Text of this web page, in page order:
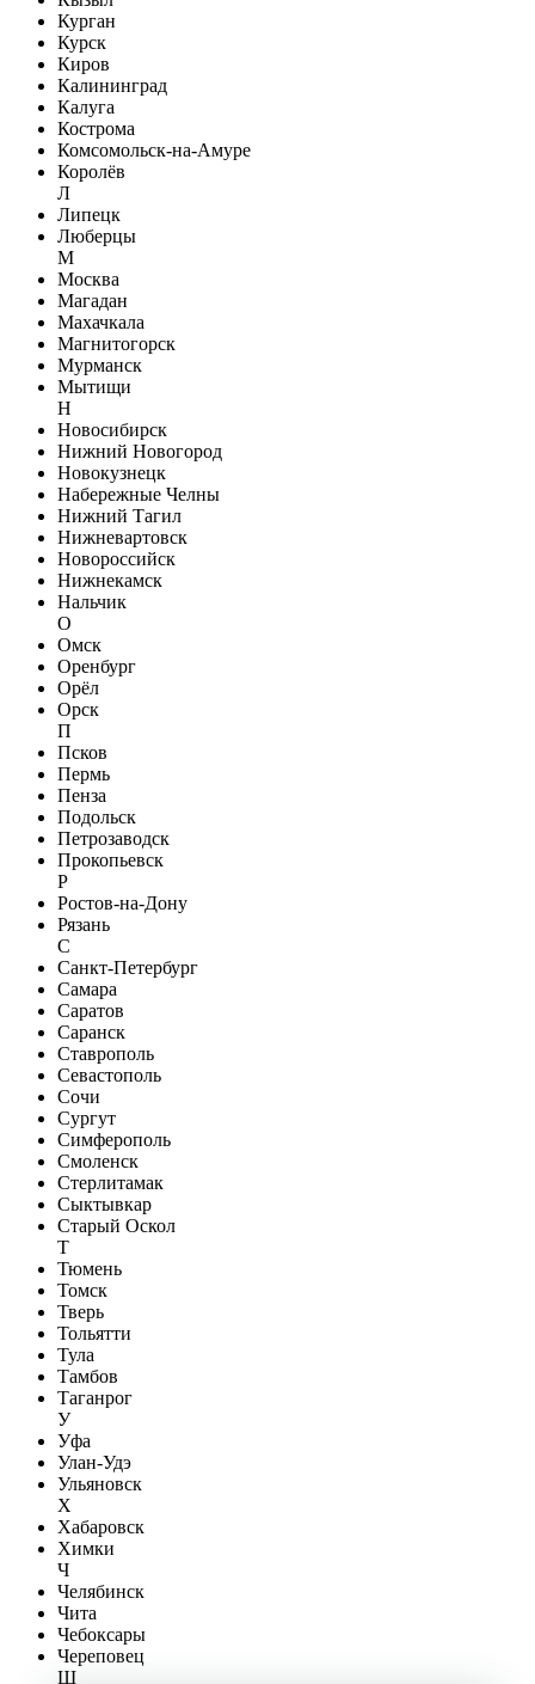
Курган
Курск
Киров
Калининград
Калуга
Кострома
Комсомольск-на-Амуре
Королёв
Л
Липецк
Люберцы
М
Москва
Магадан
Махачкала
Магнитогорск
Мурманск
Мытищи
Н
Новосибирск
Нижний Новогород
Новокузнецк
Набережные Челны
Нижний Тагил
Нижневартовск
Новороссийск
Нижнекамск
Нальчик
О
Омск
Оренбург
Орёл
Орск
П
Псков
Пермь
Пенза
Подольск
Петрозаводск
Прокопьевск
Р
Ростов-на-Дону
Рязань
С
Санкт-Петербург
Самара
Саратов
Саранск
Ставрополь
Севастополь
Сочи
Сургут
Симферополь
Смоленск
Стерлитамак
Сыктывкар
Старый Оскол
Т
Тюмень
Томск
Тверь
Тольятти
Тула
Тамбов
Таганрог
У
Уфа
Улан-Удэ
Ульяновск
Х
Хабаровск
Химки
Ч
Челябинск
Чита
Чебоксары
Череповец
Ш